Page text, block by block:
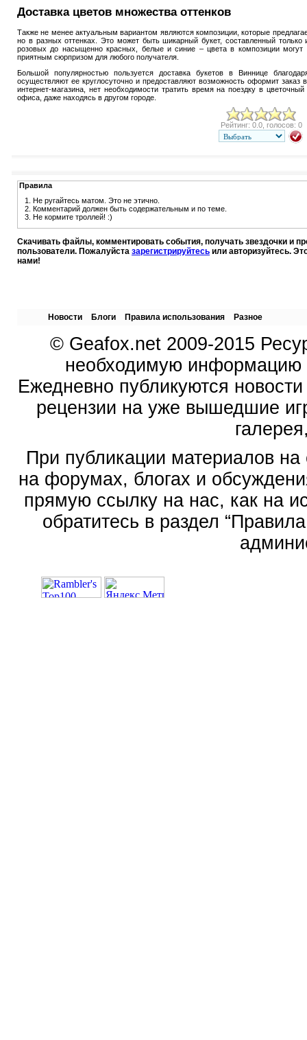
Доставка цветов множества оттенков
Также не менее актуальным вариантом являются композиции, которые
но в разных оттенках. Это может быть шикарный букет, составленный
розовых до насыщенно красных, белые и синие – цвета в композиции
приятным сюрпризом для любого получателя.
Большой популярностью пользуется доставка букетов в Виннице
осуществляют ее круглосуточно и предоставляют возможность оформит
интернет-магазина, нет необходимости тратить время на поездку в
офиса, даже находясь в другом городе.
Рейтинг: 0.0, голосов: 0
Правила
1. Не ругайтесь матом. Это не этично.
2. Комментарий должен быть содержательным и по теме.
3. Не кормите троллей! :)
Скачивать файлы, комментировать события, получать звездочки и
пользователи. Пожалуйста зарегистрируйтесь или авторизуйтесь.
нами!
Новости Блоги Правила использования Разное
© Geafox.net 2009-2015
необходимую информацию
Ежедневно публикуются
рецензии на уже вышедшие
При публикации материалов
на форумах, блогах и
прямую ссылку на нас, как на
обратитесь в раздел